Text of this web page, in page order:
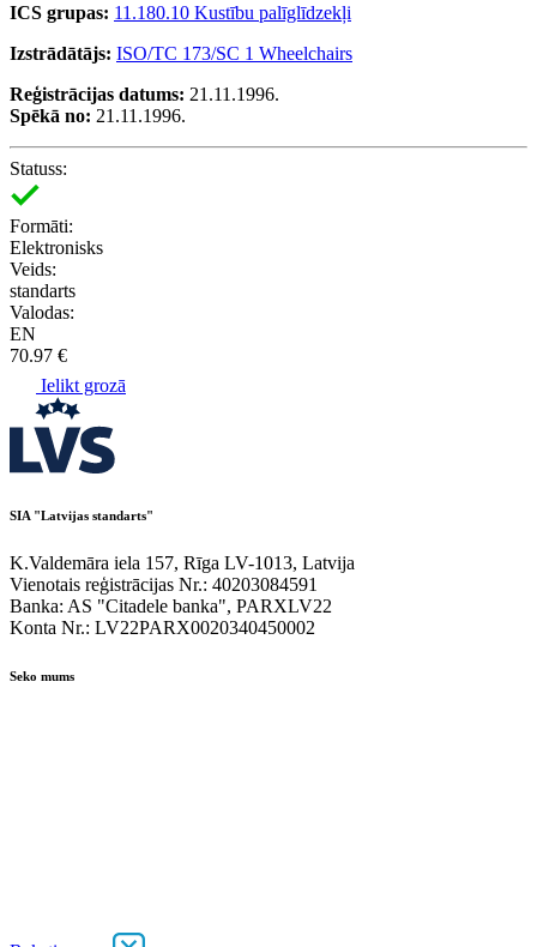
ICS grupas: 11.180.10 Kustību palīglīdzekļi
Izstrādātājs: ISO/TC 173/SC 1 Wheelchairs
Reģistrācijas datums: 21.11.1996.
Spēkā no: 21.11.1996.
Statuss:
Formāti:
Elektronisks
Veids:
standarts
Valodas:
EN
70.97 €
Ielikt grozā
SIA "Latvijas standarts"
K.Valdemāra iela 157, Rīga LV-1013, Latvija
Vienotais reģistrācijas Nr.: 40203084591
Banka: AS "Citadele banka", PARXLV22
Konta Nr.: LV22PARX0020340450002
Seko mums